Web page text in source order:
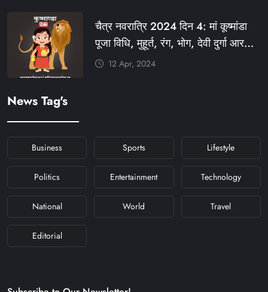
#NAVRATRIDAY
चैत्र नवरात्रि 2024 दिन 4: मां कूष्मांडा
पूजा विधि, मुहूर्त, रंग, भोग, देवी दुर्गा आरती
और मंत्र #KFY #KFYNEWS
12 Apr, 2024
News Tag's
Business Sports Lifestyle
Politics Entertainment Technology
National World Travel
Editorial